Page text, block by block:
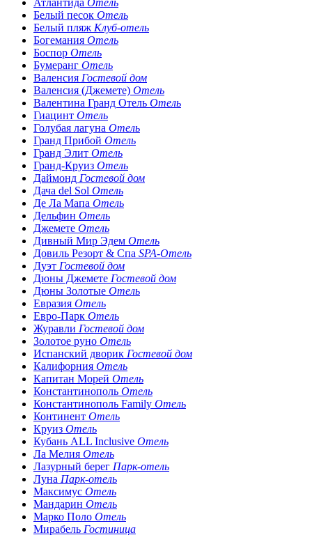
Атлантида Отель
Белый песок Отель
Белый пляж Клуб-отель
Богемания Отель
Боспор Отель
Бумеранг Отель
Валенсия Гостевой дом
Валенсия (Джемете) Отель
Валентина Гранд Отель Отель
Гиацинт Отель
Голубая лагуна Отель
Гранд Прибой Отель
Гранд Элит Отель
Гранд-Круиз Отель
Даймонд Гостевой дом
Дача del Sol Отель
Де Ла Мапа Отель
Дельфин Отель
Джемете Отель
Дивный Мир Эдем Отель
Довиль Резорт & Спа SPA-Отель
Дуэт Гостевой дом
Дюны Джемете Гостевой дом
Дюны Золотые Отель
Евразия Отель
Евро-Парк Отель
Журавли Гостевой дом
Золотое руно Отель
Испанский дворик Гостевой дом
Калифорния Отель
Капитан Морей Отель
Константинополь Отель
Константинополь Family Отель
Континент Отель
Круиз Отель
Кубань ALL Inclusive Отель
Ла Мелия Отель
Лазурный берег Парк-отель
Луна Парк-отель
Максимус Отель
Мандарин Отель
Марко Поло Отель
Мирабель Гостиница